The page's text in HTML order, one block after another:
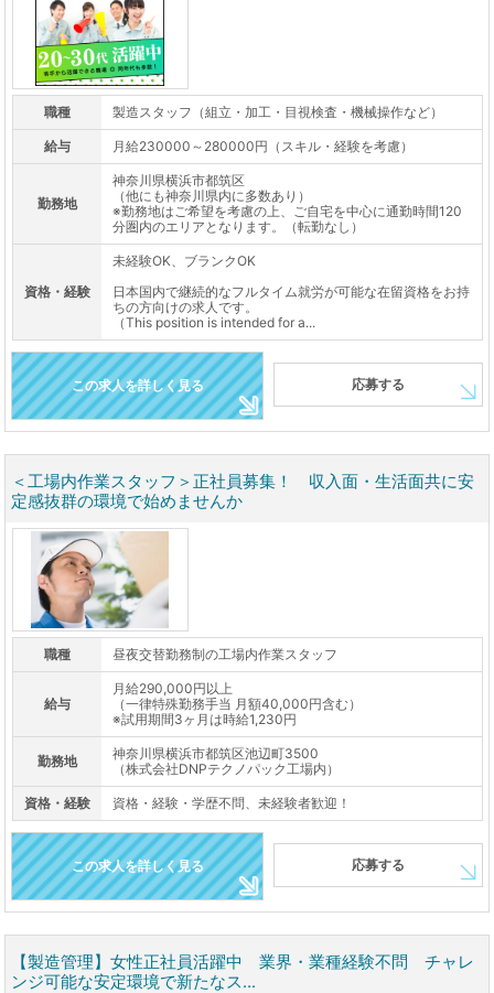
職種 製造スタッフ（組立・加工・目視検査・機械操作など）
給与 月給230000～280000円（スキル・経験を考慮）
勤務地
神奈川県横浜市都筑区
（他にも神奈川県内に多数あり）
※勤務地はご希望を考慮の上、ご自宅を中心に通勤時間120
分圏内のエリアとなります。（転勤なし）
資格・経験
未経験OK、ブランクOK
日本国内で継続的なフルタイム就労が可能な在留資格をお持
ちの方向けの求人です。
（This position is intended for a...
この求人を詳しく見る 応募する
＜工場内作業スタッフ＞正社員募集！ 収入面・生活面共に安
定感抜群の環境で始めませんか
職種 昼夜交替勤務制の工場内作業スタッフ
給与
月給290,000円以上
（一律特殊勤務手当 月額40,000円含む）
※試用期間3ヶ月は時給1,230円
勤務地
神奈川県横浜市都筑区池辺町3500
（株式会社DNPテクノパック工場内）
資格・経験 資格・経験・学歴不問、未経験者歓迎！
この求人を詳しく見る 応募する
【製造管理】女性正社員活躍中 業界・業種経験不問 チャレ
ンジ可能な安定環境で新たなス...